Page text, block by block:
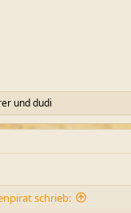
unddudi
schrieb: